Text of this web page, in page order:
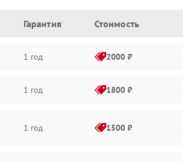
Гарантия Стоимость
1 год 2000 ₽
1 год 1800 ₽
1 год 1500 ₽